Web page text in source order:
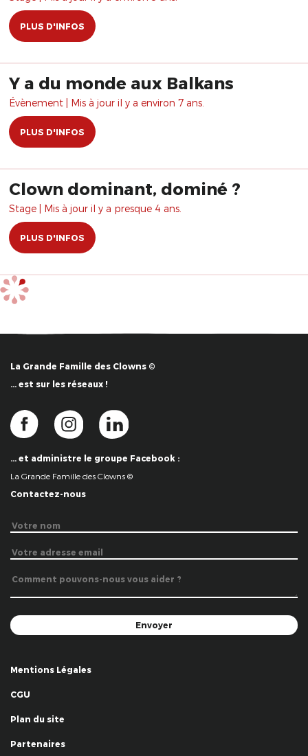
PLUS D'INFOS
Y a du monde aux Balkans
Évènement | Mis à jour il y a environ 7 ans.
PLUS D'INFOS
Clown dominant, dominé ?
Stage | Mis à jour il y a presque 4 ans.
PLUS D'INFOS
La Grande Famille des Clowns ©
… est sur les réseaux !
… et administre le groupe Facebook :
La Grande Famille des Clowns ©
Contactez-nous
Mentions Légales
CGU
Plan du site
Partenaires